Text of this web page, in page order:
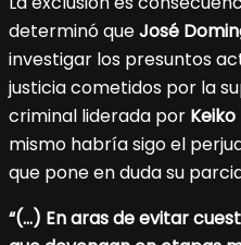
determinó queJosé
investigar los presuntos
justicia cometidos por la
criminal liderada por
mismo habría sigo el
que pone en duda su
“(…) En aras de evitar